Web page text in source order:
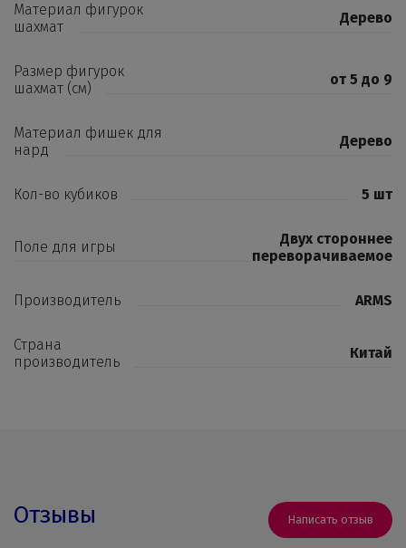
Материал фигурок
шахмат
Дерево
Размер фигурок
шахмат (см)
от 5 до 9
Материал фишек для
нард
Дерево
Кол-во кубиков 5 шт
Поле для игры
Двух стороннее
переворачиваемое
Производитель ARMS
Страна
производитель
Китай
Отзывы Написать отзыв